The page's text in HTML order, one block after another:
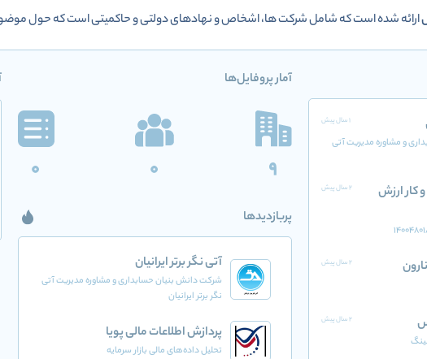
ارائه شده است که شامل شرکت ها، اشخاص و نهادهای دولتی و حاکمیتی است که حول
1 سال پیش
و مشاوره مدیریت آتی
ارزش
2 سال پیش
2 سال پیش
2 سال پیش
آمار پروفایل‌ها
9
0
0
پربازدیدها
آتی نگر برتر ایرانیان
شرکت دانش بنیان حسابداری و مشاوره مدیریت آتی
نگر برتر ایرانیان
پردازش اطلاعات مالی پویا
تحلیل داده‌های مالی بازار سرمایه